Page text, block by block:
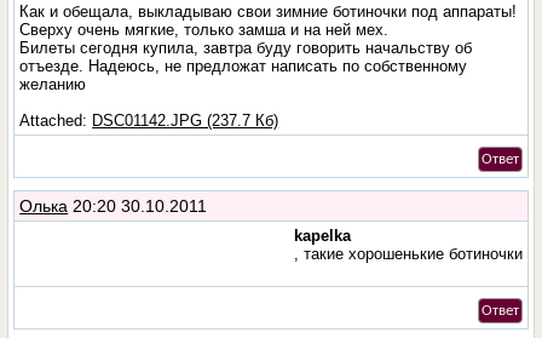
Как и обещала, выкладываю свои зимние ботиночки под аппараты!
Сверху очень мягкие, только замша и на ней мех.
Билеты сегодня купила, завтра буду говорить начальству об
отъезде. Надеюсь, не предложат написать по собственному
желанию
Attached: DSC01142.JPG (237.7 Кб)
Ответ
Олька 20:20 30.10.2011
kapelka
, такие хорошенькие ботиночки
Ответ